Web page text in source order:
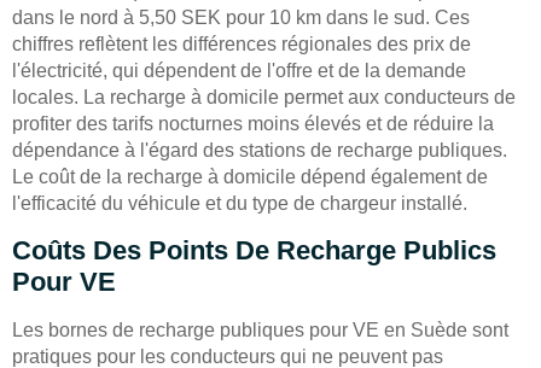
dans le nord à 5,50 SEK pour 10 km dans le sud. Ces
chiffres reflètent les différences régionales des prix de
l'électricité, qui dépendent de l'offre et de la demande
locales. La recharge à domicile permet aux conducteurs de
profiter des tarifs nocturnes moins élevés et de réduire la
dépendance à l'égard des stations de recharge publiques.
Le coût de la recharge à domicile dépend également de
l'efficacité du véhicule et du type de chargeur installé.
Coûts Des Points De Recharge Publics
Pour VE
Les bornes de recharge publiques pour VE en Suède sont
pratiques pour les conducteurs qui ne peuvent pas